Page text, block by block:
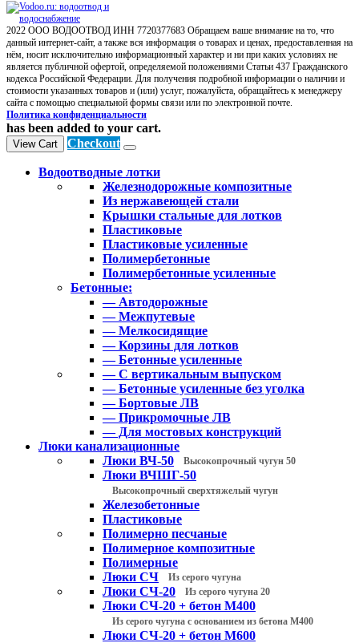
2022 ООО ВОДООТВОД ИНН 7720377683 Обращаем ваше внимание на то, что
данный интернет-сайт, а также вся информация о товарах и ценах, предоставленная на
нём, носит исключительно информационный характер и ни при каких условиях не
является публичной офертой, определяемой положениями Статьи 437 Гражданского
кодекса Российской Федерации. Для получения подробной информации о наличии и
стоимости указанных товаров и (или) услуг, пожалуйста, обращайтесь к менеджеру
сайта с помощью специальной формы связи или по электронной почте.
Политика конфиденциальности
has been added to your cart.
View Cart Checkout
Водоотводные лотки
Железнодорожные композитные
Из нержавеющей стали
Крышки стальные для лотков
Пластиковые
Пластиковые усиленные
Полимербетонные
Полимербетонные усиленные
Бетонные:
— Автодорожные
— Межпутевые
— Мелкосидящие
— Корзины для лотков
— Бетонные усиленные
— С вертикальным выпуском
— Бетонные усиленные без уголка
— Бортовые ЛВ
— Прикромочные ЛВ
— Для мостовых конструкций
Люки канализационные
Люки ВЧ-50
Высокопрочный чугун 50
Люки ВЧШГ-50
Высокопрочный сверхтяжелый чугун
Железобетонные
Пластиковые
Полимерно песчаные
Полимерное композитные
Полимерные
Люки СЧ
Из серого чугуна
Люки СЧ-20 Из серого чугуна 20
Люки СЧ-20 + бетон М400
Из серого чугуна с основанием из бетона М400
Люки СЧ-20 + бетон М600